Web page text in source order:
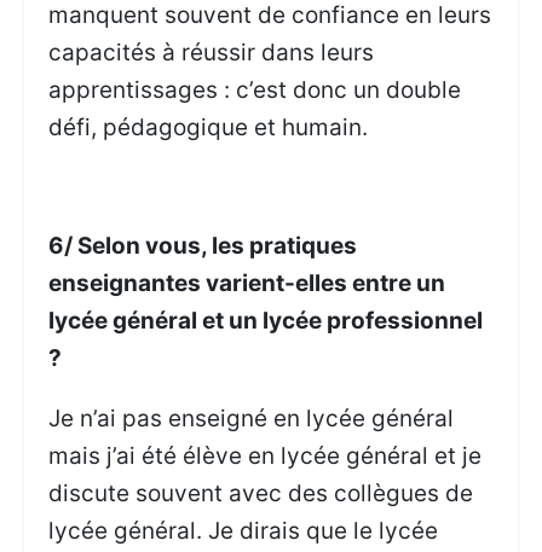
manquent souvent de confiance en leurs
capacités à réussir dans leurs
apprentissages : c’est donc un double
défi, pédagogique et humain.
6/ Selon vous, les pratiques
enseignantes varient-elles entre un
lycée général et un lycée professionnel
?
Je n’ai pas enseigné en lycée général
mais j’ai été élève en lycée général et je
discute souvent avec des collègues de
lycée général. Je dirais que le lycée